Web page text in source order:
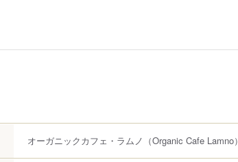
オーガニックカフェ・ラムノ （Organic Cafe Lamno）